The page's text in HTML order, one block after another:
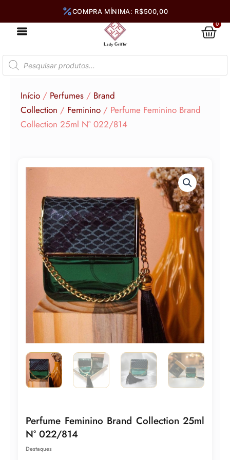
0
Pesquisar
produtos
Início / Perfumes / Brand
Collection / Feminino / Perfume Feminino Brand
Collection 25ml N° 022/814
Perfume Feminino Brand Collection 25ml
N° 022/814
Destaques